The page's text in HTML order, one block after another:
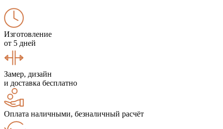
Изготовление
от 5 дней
Замер, дизайн
и доставка бесплатно
Оплата наличными, безналичный расчёт